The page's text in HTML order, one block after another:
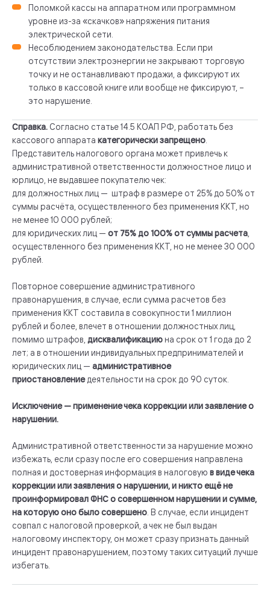
Поломкой кассы на аппаратном или программном
уровне из-за «скачков» напряжения питания
электрической сети.
Несоблюдением законодательства. Если при
отсутствии электроэнергии не закрывают торговую
точку и не останавливают продажи, а фиксируют их
только в кассовой книге или вообще не фиксируют, –
это нарушение.
Справка. Согласно статье 14.5 КОАП РФ, работать без
кассового аппарата категорически запрещено
Представитель налогового органа может привлечь к
административной ответственности должностное лицо и
юрлицо, не выдавшее покупателю чек:
для должностных лиц — штраф в размере от 25% до 50% от
суммы расчёта, осуществленного без применения ККТ, но
не менее 10 000 рублей;
для юридических лиц — от 75% до 100% от суммы расчета
осуществленного без применения ККТ, но не менее 30 000
рублей.
Повторное совершение административного
правонарушения, в случае, если сумма расчетов без
применения ККТ составила в совокупности 1 миллион
рублей и более, влечет в отношении должностных лиц,
помимо штрафов, дисквалификацию на срок от 1 года до 2
лет; а в отношении индивидуальных предпринимателей и
юридических лиц — административное
приостановлениедеятельности на срок до 90 суток.
Исключение — применение чека коррекции или заявление о
нарушении.
Административной ответственности за нарушение можно
избежать, если сразу после его совершения направлена
полная и достоверная информация в налоговую в виде чека
коррекции или заявления о нарушении, и никто ещё не
проинформировал ФНС о совершенном нарушении и сумме,
на которую оно было совершено . В случае, если инцидент
совпал с налоговой проверкой, а чек не был выдан
налоговому инспектору, он может сразу признать данный
инцидент правонарушением, поэтому таких ситуаций лучше
избегать.